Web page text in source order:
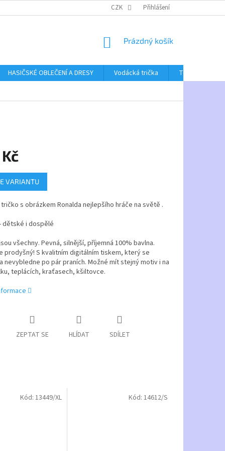
CZK Přihlášení
NÁKUPNÍ
Prázdný košík
HASIČSKÉ OBLEČENÍ A DRESY Vodácká trička
Textil bez
VARIANTU
s obrázkem Ronalda nejlepšího hráče na světě .
dětské i dospělé
všechny. Pevná, silnější, příjemná 100% bavlna.
prodyšný! S kvalitním digitálním tiskem, který se
nevybledne po pár praních. Možné mít stejný motiv i na
teplácích, kraťasech, kšiltovce.
ZEPTAT SE HLÍDAT SDÍLET
Kód:13449/XL Kód: 14612/S